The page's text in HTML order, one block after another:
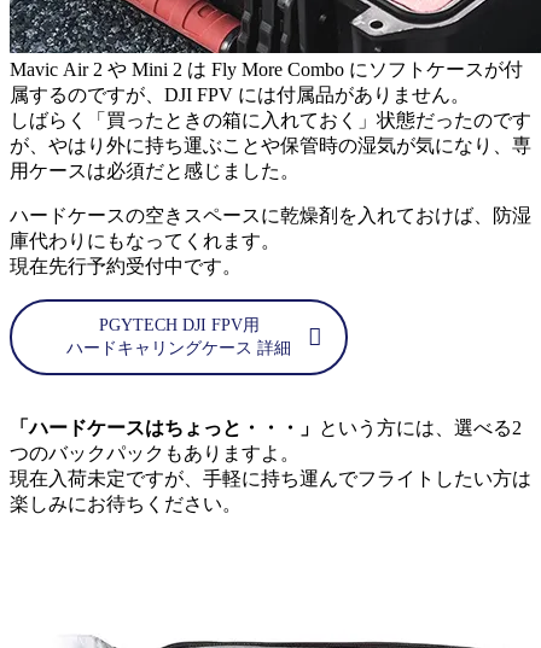
Mavic Air 2 や Mini 2 は Fly More Combo にソフトケースが付
属するのですが、DJI FPV には付属品がありません。
しばらく「買ったときの箱に入れておく」状態だったのです
が、やはり外に持ち運ぶことや保管時の湿気が気になり、専
用ケースは必須だと感じました。
ハードケースの空きスペースに乾燥剤を入れておけば、防湿
庫代わりにもなってくれます。
現在先行予約受付中です。
PGYTECH DJI FPV用
ハードキャリングケース 詳細
「ハードケースはちょっと・・・」 という方には、選べる2
つのバックパックもありますよ。
現在入荷未定ですが、手軽に持ち運んでフライトしたい方は
楽しみにお待ちください。